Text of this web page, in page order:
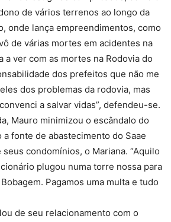
de vários terrenos ao longo da
onde lança empreendimentos, como
de várias mortes em acidentes na
a ver com as mortes na Rodovia do
dos prefeitos que não me
dos problemas da rodovia, mas
a salvar vidas”, defendeu-se.
Mauro minimizou o escândalo do
a fonte de abastecimento do Saae
condomínios, o Mariana. “Aquilo
plugou numa torre nossa para
Pagamos uma multa e tudo
de seu relacionamento com o